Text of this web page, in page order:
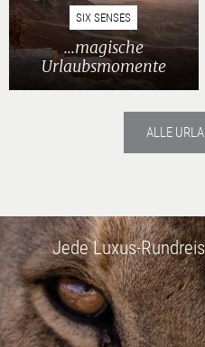
SIX SENSES
...magische
Urlaubsmomente
ALLE
Jede Luxus-